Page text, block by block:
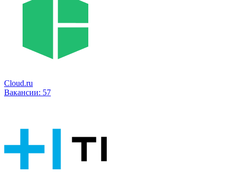
Cloud.ru
Вакансии: 57